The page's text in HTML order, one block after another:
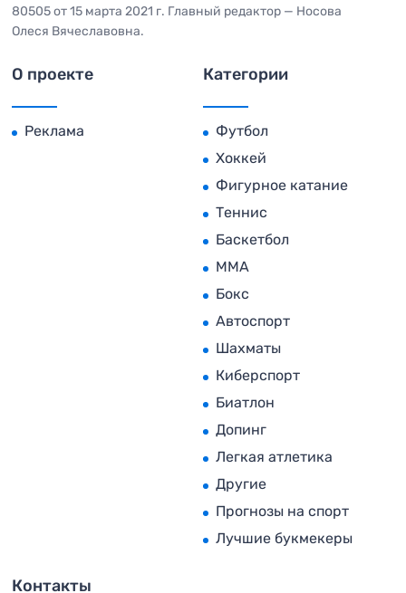
80505 от 15 марта 2021 г. Главный редактор — Носова
Олеся Вячеславовна.
О проекте
Реклама
Категории
Футбол
Хоккей
Фигурное катание
Теннис
Баскетбол
MMA
Бокс
Автоспорт
Шахматы
Киберспорт
Биатлон
Допинг
Легкая атлетика
Другие
Прогнозы на спорт
Лучшие букмекеры
Контакты